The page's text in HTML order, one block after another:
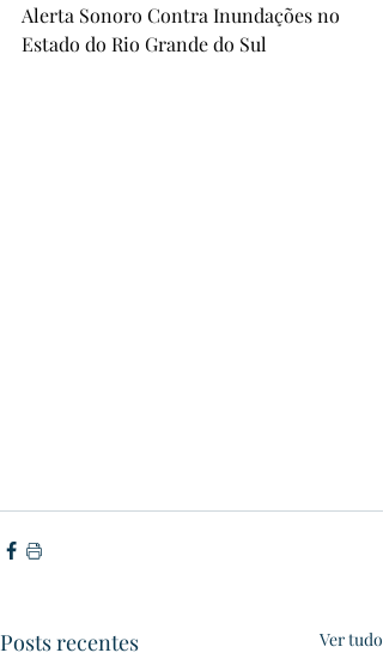
Alerta Sonoro Contra Inundações no
Estado do Rio Grande do Sul
Posts recentes Ver tudo